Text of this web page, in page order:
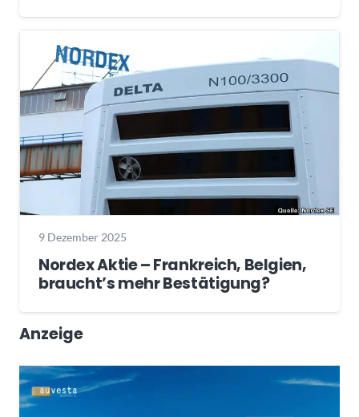
9 Dezember 2025
Nordex Aktie – Frankreich, Belgien,
braucht’s mehr Bestätigung?
Anzeige